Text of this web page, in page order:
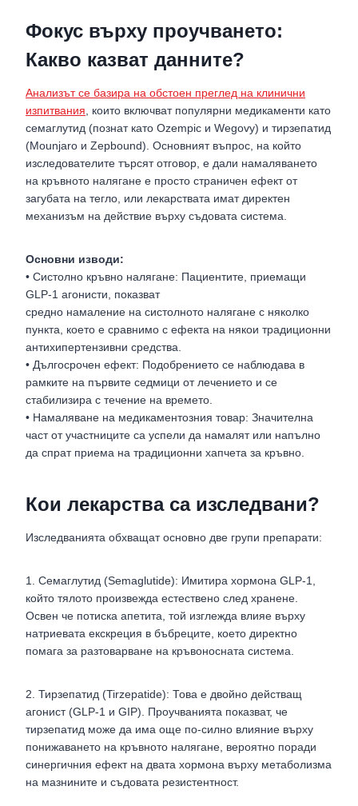
Фокус върху проучването:
Какво казват данните?
Анализът се базира на обстоен преглед на клинични
изпитвания , които включват популярни медикаменти като
семаглутид (познат като Ozempic и Wegovy) и тирзепатид
(Mounjaro и Zepbound). Основният въпрос, на който
изследователите търсят отговор, е дали намаляването
на кръвното налягане е просто страничен ефект от
загубата на тегло, или лекарствата имат директен
механизъм на действие върху съдовата система.
Основни изводи:
• Систолно кръвно налягане: Пациентите, приемащи
GLP-1 агонисти, показват
средно намаление на систолното налягане с няколко
пункта, което е сравнимо с ефекта на някои традиционни
антихипертензивни средства.
• Дългосрочен ефект: Подобрението се наблюдава в
рамките на първите седмици от лечението и се
стабилизира с течение на времето.
• Намаляване на медикаментозния товар: Значителна
част от участниците са успели да намалят или напълно
да спрат приема на традиционни хапчета за кръвно.
Кои лекарства са изследвани?
Изследванията обхващат основно две групи препарати:
1. Семаглутид (Semaglutide): Имитира хормона GLP-1,
който тялото произвежда естествено след хранене.
Освен че потиска апетита, той изглежда влияе върху
натриевата екскреция в бъбреците, което директно
помага за разтоварване на кръвоносната система.
2. Тирзепатид (Tirzepatide): Това е двойно действащ
агонист (GLP-1 и GIP). Проучванията показват, че
тирзепатид може да има още по-силно влияние върху
понижаването на кръвното налягане, вероятно поради
синергичния ефект на двата хормона върху метаболизма
на мазнините и съдовата резистентност.